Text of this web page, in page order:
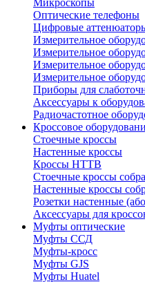
Оптические телефоны
Цифровые
Измерительное
Измерительное
Измерительное
Измерительное
Приборы для
Аксессуары к
Радиочастотное
Кроссовое
Стоечные кроссы
Настенные кроссы
Кроссы HTTB
Стоечные кроссы
Настенные кроссы
Розетки настенные
Аксессуары для
Муфты оптические
Муфты ССД
Муфты-кросс
Муфты GJS
Муфты Huatel